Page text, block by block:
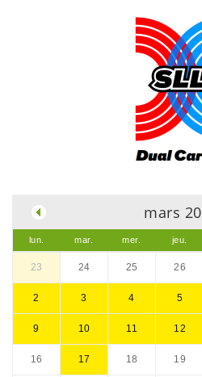
mars
lun. mar. mer. jeu.
23 24 25 26
2 3 4 5
9 10 11 12
16 17 18 19